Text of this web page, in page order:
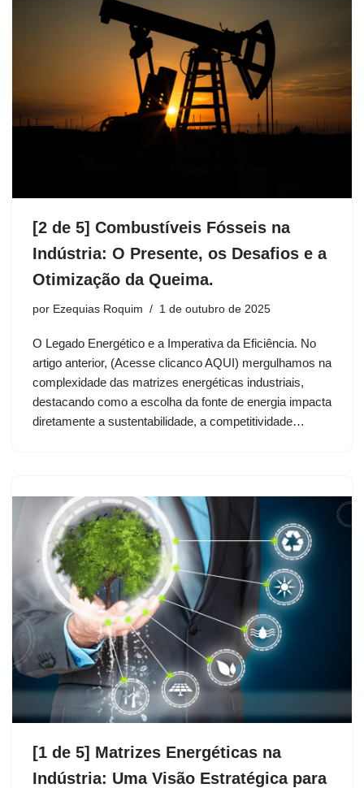
[2 de 5] Combustíveis Fósseis na
Indústria: O Presente, os Desafios e a
Otimização da Queima.
por Ezequias Roquim 1 de outubro de 2025
O Legado Energético e a Imperativa da Eficiência. No
artigo anterior, (Acesse clicanco AQUI) mergulhamos na
complexidade das matrizes energéticas industriais,
destacando como a escolha da fonte de energia impacta
diretamente a sustentabilidade, a competitividade…
[1 de 5] Matrizes Energéticas na
Indústria: Uma Visão Estratégica para